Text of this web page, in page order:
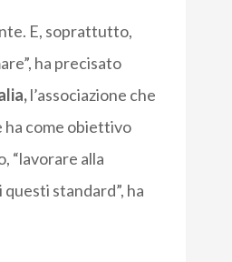
E, soprattutto,
ha precisato
l’associazione che
ha come obiettivo
“lavorare alla
standard”, ha